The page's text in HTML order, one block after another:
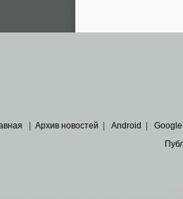
Архив новостей Android Google